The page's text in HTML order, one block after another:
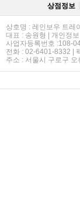
상점정보
상호명 : 레인보우 트레
대표 : 송원형 | 개인정
사업자등록번호 :108-
전화 : 02-6401-8332 |
주소 : 서울시 구로구